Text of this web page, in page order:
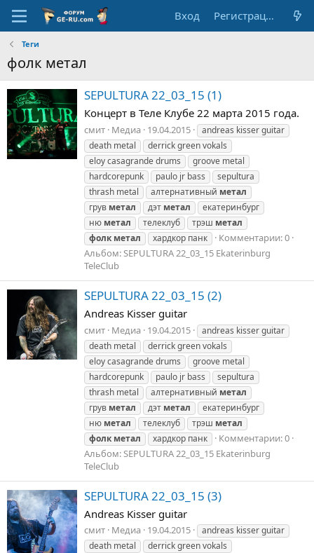
Вход Регистрация
Теги
фолк метал
SEPULTURA 22_03_15 (1)
Концерт в Теле Клубе 22 марта 2015 года.
смит Медиа 19.04.2015
andreas kisser guitar
death metal
derrick green vokals
eloy casagrande drums
groove metal
hardcorepunk
paulo jr bass
sepultura
thrash metal
алтернативный метал
грув метал дэт метал
екатеринбург
ню метал телеклуб трэш метал
фолк метал хардкор панк
Комментарии: 0
Альбом: SEPULTURA 22_03_15 Ekaterinburg
TeleClub
SEPULTURA 22_03_15 (2)
Andreas Kisser guitar
смит Медиа 19.04.2015
andreas kisser guitar
death metal
derrick green vokals
eloy casagrande drums
groove metal
hardcorepunk
paulo jr bass
sepultura
thrash metal
алтернативный метал
грув метал дэт метал
екатеринбург
ню метал телеклуб трэш метал
фолк метал хардкор панк
Комментарии: 0
Альбом: SEPULTURA 22_03_15 Ekaterinburg
TeleClub
SEPULTURA 22_03_15 (3)
Andreas Kisser guitar
смит Медиа 19.04.2015
andreas kisser guitar
death metal
derrick green vokals